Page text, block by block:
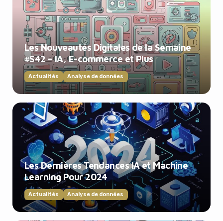
Les Nouveautés Digitales de la Semaine
#S42 – IA, E-commerce et Plus
Actualités Analyse de données
Les Dernières Tendances IA et Machine
Learning Pour 2024
Actualités Analyse de données